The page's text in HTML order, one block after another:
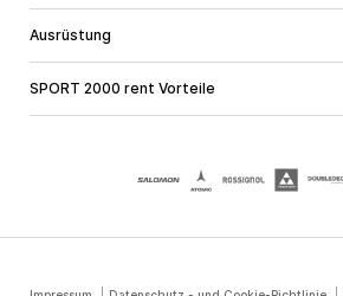
Steiermark
Vorarlberg
Ausrüstung
SPORT 2000 rent Vorteile